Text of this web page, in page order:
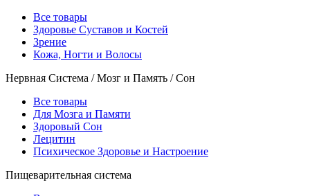
Все товары
Здоровье Суставов и Костей
Зрение
Кожа, Ногти и Волосы
Нервная Система / Мозг и Память / Сон
Все товары
Для Мозга и Памяти
Здоровый Сон
Лецитин
Психическое Здоровье и Настроение
Пищеварительная система